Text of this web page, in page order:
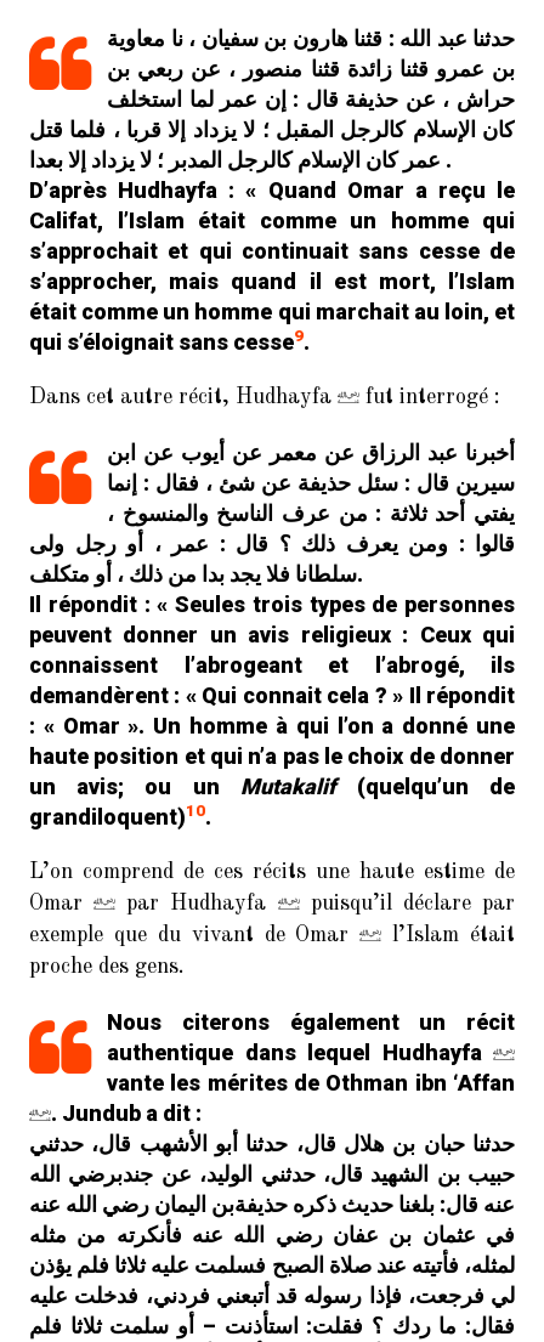
حدثنا عبد الله : قثنا هارون بن سفيان ، نا معاوية
بن عمرو قثنا زائدة قثنا منصور ، عن ربعي بن
حراش ، عن حذيفة قال : إن عمر لما استخلف
كان الإسلام كالرجل المقبل ؛ لا يزداد إلا قربا ، فلما قتل
عمر كان الإسلام كالرجل المدبر ؛ لا يزداد إلا بعدا .
D’après Hudhayfa : « Quand Omar a reçu le
Califat, l’Islam était comme un homme qui
s’approchait et qui continuait sans cesse de
s’approcher, mais quand il est mort, l’Islam
était comme un homme qui marchait au loin, et
qui s’éloignait sans cesse9.
Dans cet autre récit, Hudhayfa fut interrogé :
أخبرنا عبد الرزاق عن معمر عن أيوب عن ابن
سيرين قال : سئل حذيفة عن شئ ، فقال : إنما
يفتي أحد ثلاثة : من عرف الناسخ والمنسوخ ،
قالوا : ومن يعرف ذلك ؟ قال : عمر ، أو رجل ولى
سلطانا فلا يجد بدا من ذلك ، أو متكلف.
Il répondit : « Seules trois types de personnes
peuvent donner un avis religieux : Ceux qui
connaissent l’abrogeant et l’abrogé, ils
demandèrent : « Qui connait cela ? » Il répondit
: « Omar ». Un homme à qui l’on a donné une
haute position et qui n’a pas le choix de donner
un avis; ou un Mutakalif (quelqu’un de
grandiloquent)10.
L’on comprend de ces récits une haute estime de
Omar
par Hudhayfa
puisqu’il déclare par
exemple que du vivant de Omar
l’Islam était
proche des gens.
Nous citerons également un récit
authentique dans lequel Hudhayfa
vante les mérites de Othman ibn ‘Affan
. Jundub a dit :
حدثنا حبان بن هلال قال، حدثنا أبو الأشهب قال، حدثني
حبيب بن الشهيد قال، حدثني الوليد، عن جندبرضي الله
عنه قال: بلغنا حديث ذكره حذيفةبن اليمان رضي الله عنه
في عثمان بن عفان رضي الله عنه فأنكرته من مثله
لمثله، فأتيته عند صلاة الصبح فسلمت عليه ثلاثا فلم يؤذن
لي فرجعت، فإذا رسوله قد أتبعني فردني، فدخلت عليه
فقال: ما ردك ؟ فقلت: استأذنت – أو سلمت ثلاثا فلم